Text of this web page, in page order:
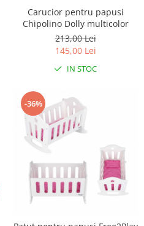
Carucior pentru papusi
Chipolino Dolly multicolor
213,00 Lei
145,00 Lei
IN STOC
-36%